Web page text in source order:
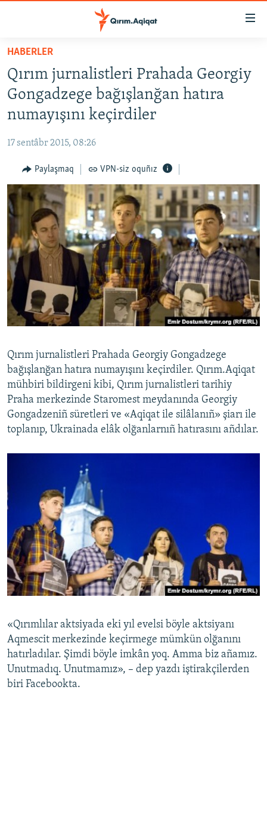
Esas
qaytmaq
Baş
navigatsiyağa
qaytmaq
Qıdıruvğa
SİYASET
İQTİSADİYAT
MEDENİYET
İNSAN AQLARI
VİDEO
SÜRET
BLOGLAR
FİKİR
Русский
Українською
RFE/RS bütün saytları
HABERLER
Qırım jurnalistleri Prahada Georgiy
Gongadzege bağışlanğan hatıra
numayışını keçirdiler
17 sentâbr 2015, 08:26
Paylaşmaq VPN-siz oquñız
Qırım jurnalistleri Prahada Georgiy Gongadzege
bağışlanğan hatıra numayışını keçirdiler. Qırım.Aqiqat
mühbiri bildirgeni kibi, Qırım jurnalistleri tarihiy
Praha merkezinde Staromest meydanında Georgiy
Gongadzeniñ süretleri ve «Aqiqat ile silâlanıñ» şiarı ile
toplanıp, Ukrainada elâk olğanlarnıñ hatırasını añdılar.
«Qırımlılar aktsiyada eki yıl evelsi böyle aktsiyanı
Aqmescit merkezinde keçirmege mümkün olğanını
hatırladılar. Şimdi böyle imkân yoq. Amma biz añamız.
Unutmadıq. Unutmamız», – dep yazdı iştirakçilerden
biri Facebookta.